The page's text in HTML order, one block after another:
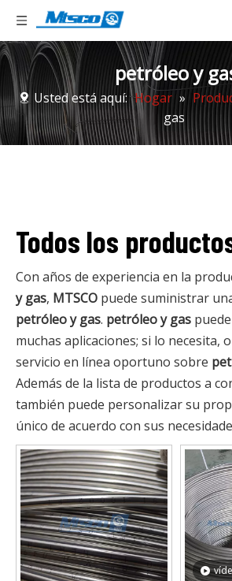
petróleo y
Usted está aquí: Hogar »
gas
Todos los
Con años de experiencia en la
y gas, MTSCO puede suministrar
petróleo y gas. petróleo y gas
muchas aplicaciones; si lo necesita,
servicio en línea oportuno sobre
Además de la lista de productos a
también puede personalizar su
único de acuerdo con sus